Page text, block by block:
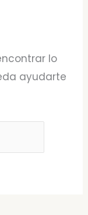
lo
ayudarte